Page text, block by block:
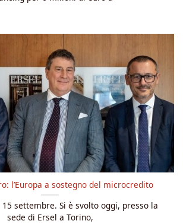
l’Europa a sostegno del microcredito
settembre. Si è svolto oggi, presso la
sede di Ersel a Torino,